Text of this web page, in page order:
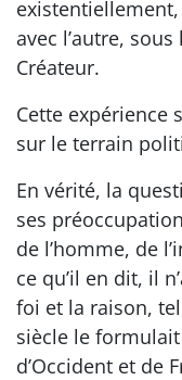
existentiellement,
avec l’autre,
Créateur.
Cette expérience
sur le terrain
En vérité, la
ses
de l’homme, de
ce qu’il en dit, il
foi et la raison,
siècle le
d’Occident et de